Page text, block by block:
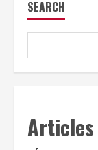
SEARCH